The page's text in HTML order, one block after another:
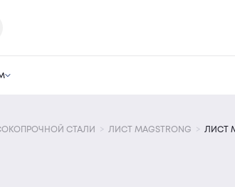
СТАЛИ ЛИСТ MAGSTRONG ЛИСТ